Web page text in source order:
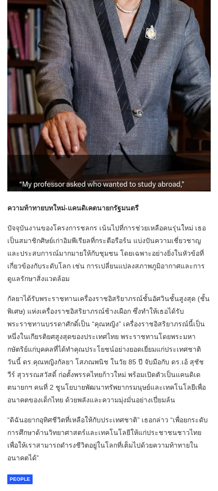
ความท้าทายบทใหม่-แคนดิเคตนายกรัฐมนตรี
ปัจจุบันงานของโครงการชลกร เน้นไปที่การช่วยเหลือคนรุ่นใหม่ เธอ
เป็นสมาชิกศิษย์เก่าอิมพีเรียลที่กระตือรือร้น แบ่งปันความเชี่ยวชาญ
และประสบการณ์มากมายให้กับชุมชน โดยเฉพาะอย่างยิ่งในหัวข้อที่
เกี่ยวข้องกับระดับโลก เช่น การเปลี่ยนแปลงสภาพภูมิอากาศและการ
ดูแลรักษาสิ่งแวดล้อม
กัลยาได้รับพระราชทานเครื่องราชอิสริยาภรณ์ชั้นอัศวินชั้นสูงสุด (ชั้น
พิเศษ) แห่งเครื่องราชอิสริยาภรณ์ช้างเผือก ซึ่งทำให้เธอได้รับ
พระราชทานบรรดาศักดิ์เป็น “คุณหญิง” เครื่องราชอิสริยาภรณ์นี้เป็น
หนึ่งในเกียรติยศสูงสุดของประเทศไทย พระราชทานโดยพระมหา
กษัตริย์แก่บุคคลที่ได้ทำคุณประโยชน์อย่างยอดเยี่ยมแก่ประเทศชาติ
วันนี้ ดร.คุณหญิงกัลยา โสภณพนิช ในวัย 85 ปี จับมือกับ ดร.เอ้ สุชัช
วีร์ สุวรรณสวัสดิ์ ก่อตั้งพรรคไทยก้าวใหม่ พร้อมเปิดตัวเป็นแคนดิเด
ตนายกฯ คนที่ 2 ชูนโยบายพัฒนาทรัพยากรมนุษย์และเทคโนโลยีเพื่อ
อนาคตของเด็กไทย ด้วยพลังและความมุ่งมั่นอย่างเปี่ยมล้น
“ดิฉันอยากอุทิศชีวิตที่เหลือให้กับประเทศชาติ” เธอกล่าว “เพื่อยกระดับ
การศึกษาด้านวิทยาศาสตร์และเทคโนโลยีให้แก่ประชาชนชาวไทย
เพื่อให้เราสามารถดำรงชีวิตอยู่ในโลกที่เต็มไปด้วยความท้าทายใน
อนาคตได้”
PEOPLE